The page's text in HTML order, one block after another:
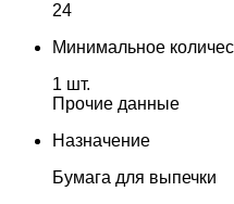
24
Минимальное
1 шт.
Прочие данные
Назначение
Бумага для выпечки